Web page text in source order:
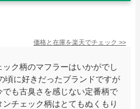
価格と在庫を楽天でチェック >>
ク柄のマフラーはいかがでし
頃に好きだったブランドですが
でも古臭さを感じない定番柄で
チェック柄はとてもぬくもり